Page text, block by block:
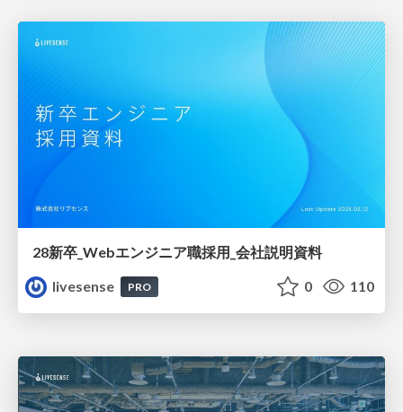
28新卒_Webエンジニア職採用_会社説明資料
livesense
PRO 0 110